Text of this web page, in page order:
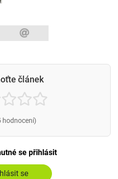
článek
hodnocení)
se přihlásit
se